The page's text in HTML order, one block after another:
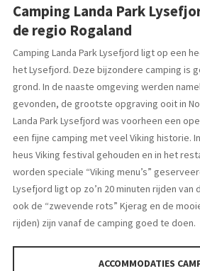
Camping Landa Park
de regio Rogaland
Camping Landa Park Lysefjord ligt op een
het Lysefjord. Deze bijzondere camping is
grond. In de naaste omgeving werden
gevonden, de grootste opgraving ooit in
Landa Park Lysefjord was voorheen een
een fijne camping met veel Viking historie.
heus Viking festival gehouden en in het
worden speciale “Viking menu’s”
Lysefjord ligt op zo’n 20 minuten rijden van
ook de “zwevende rots” Kjerag en de
rijden) zijn vanaf de camping goed te doen.
ACCOMMODATIES